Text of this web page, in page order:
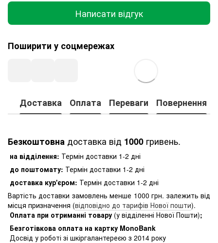
Написати відгук
Поширити у соцмережах
Доставка Оплата Переваги Повернення
Безкоштовна доставка від 1000 гривень.
на відділення: Термін доставки 1-2 дні
до поштомату: Термін доставки 1-2 дні
доставка кур'єром: Термін доставки 1-2 дні
Вартість доставки замовлень менше 1000 грн. залежить від
місця призначення (відповідно до тарифів Нової пошти).
Оплата при отриманні товару (у відділенні Нової Пошти);
Безготівкова оплата на картку MonoBank
Досвід у роботі зі шкіргалантереєю з 2014 року